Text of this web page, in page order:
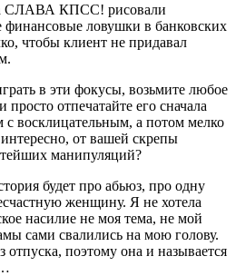
СЛАВА КПСС! рисовали
финансовые ловушки в банковских
чтобы клиент не придавал
в эти фокусы, возьмите любое
отпечатайте его сначала
восклицательным, а потом мелко
от вашей скрепы
манипуляций?
будет про абьюз, про одну
женщину. Я не хотела
насилие не моя тема, не мой
сами свалились на мою голову.
отпуска, поэтому она и называется